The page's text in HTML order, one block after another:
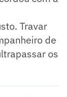
Travar
de
os